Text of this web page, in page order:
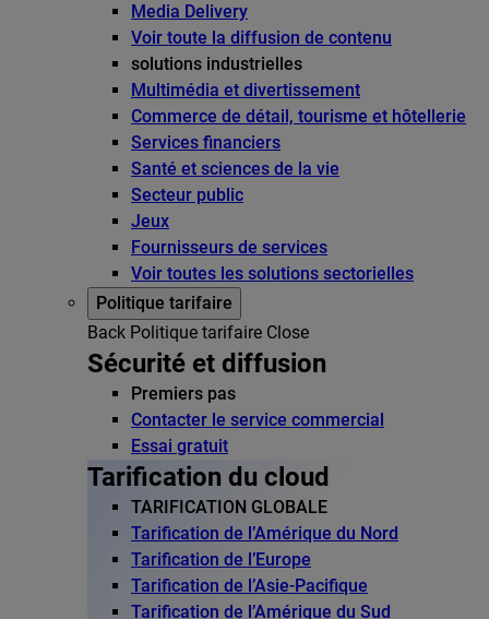
Media Delivery
Voir toute la diffusion de contenu
solutions industrielles
Multimédia et divertissement
Commerce de détail, tourisme et hôtellerie
Services financiers
Santé et sciences de la vie
Secteur public
Jeux
Fournisseurs de services
Voir toutes les solutions sectorielles
Politique tarifaire
Back Politique tarifaire Close
Sécurité et diffusion
Premiers pas
Contacter le service commercial
Essai gratuit
Tarification du cloud
TARIFICATION GLOBALE
Tarification de l’Amérique du Nord
Tarification de l’Europe
Tarification de l’Asie-Pacifique
Tarification de l’Amérique du Sud